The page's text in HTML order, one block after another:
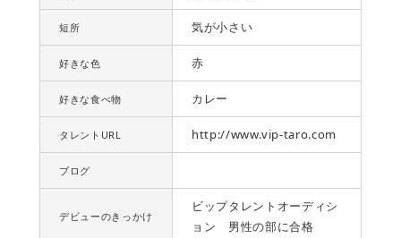
短所 気が小さい
好きな色 赤
好きな食べ物 カレー
タレントURL http://www.vip-taro.com
ブログ
デビューのきっかけ
ビップタレントオーディシ
ョン 男性の部に合格